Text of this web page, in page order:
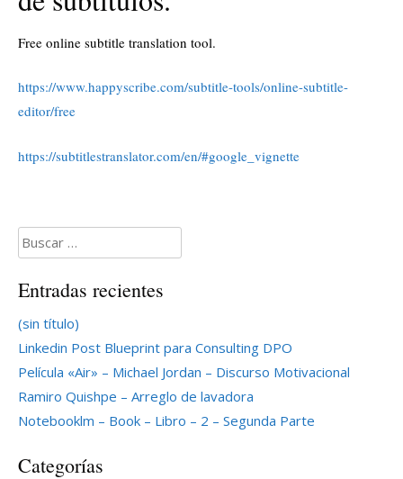
Free online subtitle translation tool.
https://www.happyscribe.com/subtitle-tools/online-subtitle-
editor/free
https://subtitlestranslator.com/en/#google_vignette
Buscar:
Entradas recientes
(sin título)
Linkedin Post Blueprint para Consulting DPO
Película «Air» – Michael Jordan – Discurso Motivacional
Ramiro Quishpe – Arreglo de lavadora
Notebooklm – Book – Libro – 2 – Segunda Parte
Categorías